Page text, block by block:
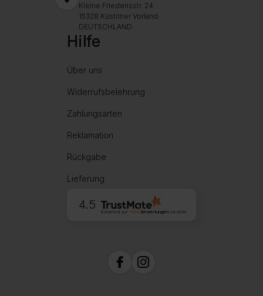
Kleine Friedensstr. 24
15328 Küstriner Vorland
DEUTSCHLAND
Hilfe
Über uns
Widerrufsbelehrung
Zahlungsarten
Reklamation
Rückgabe
Lieferung
4.5
Basierend auf 1994 Bewertungenvon jeher